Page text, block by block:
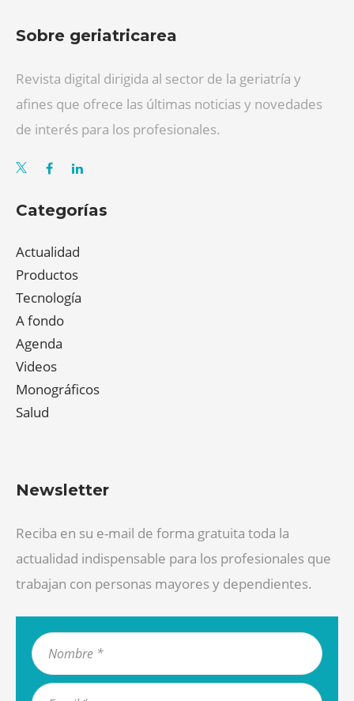
Sobre geriatricarea
Revista digital dirigida al sector de la geriatría y
afines que ofrece las últimas noticias y novedades
de interés para los profesionales.
Categorías
Actualidad
Productos
Tecnología
A fondo
Agenda
Videos
Monográficos
Salud
Newsletter
Reciba en su e-mail de forma gratuita toda la
actualidad indispensable para los profesionales que
trabajan con personas mayores y dependientes.